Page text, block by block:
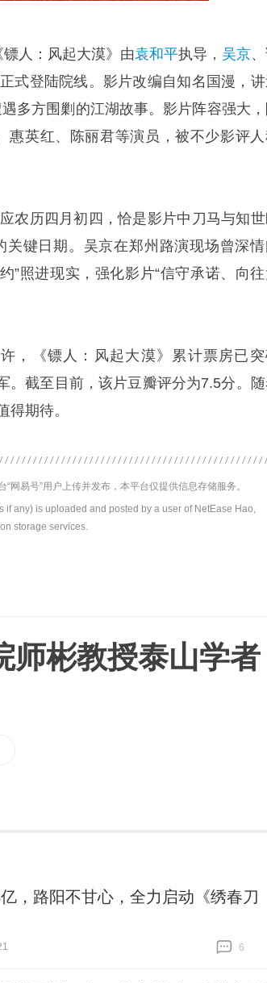
镖人：风起大漠》由袁和平执导， 吴京
式登陆院线。影片改编自知名国漫，
多方围剿的江湖故事。影片阵容强大
惠英红、陈丽君等演员，被不少影评
农历四月初四，恰是影片中刀马与知
关键日期。吴京在郑州路演现场曾深
”照进现实，强化影片“信守承诺、向
，《镖人：风起大漠》累计票房已
。截至目前，该片豆瓣评分为7.5分。
得期待。
网易号”用户上传并发布，本平台仅提供信息存储服务。
any) is uploaded and posted by a user of NetEase Hao,
storage services.
师彬教授泰山学者
，路阳不甘心，全力启动《绣春刀
6